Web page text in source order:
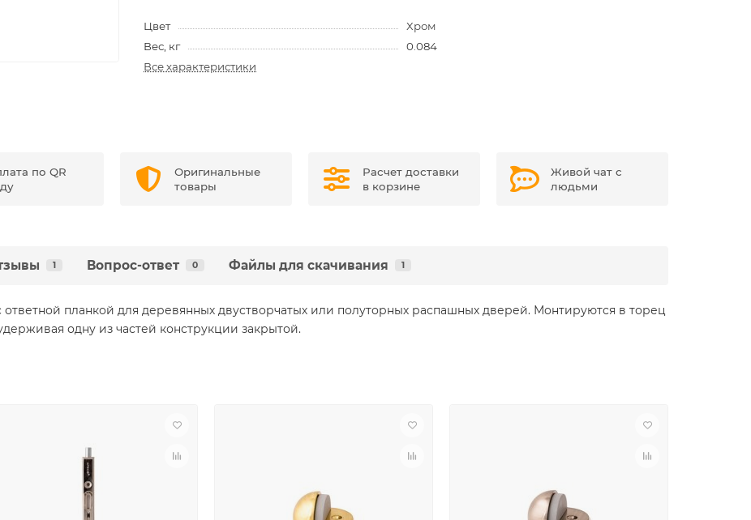
Цвет
Хром
Вес, кг
0.084
Все характеристики
по QR
Оригинальные
товары
Расчет доставки
в корзине
Живой чат с
людьми
1 Вопрос-ответ 0 Файлы для скачивания 1
планкой для деревянных двустворчатых или полуторных распашных дверей. Монтируются в торец
одну из частей конструкции закрытой.